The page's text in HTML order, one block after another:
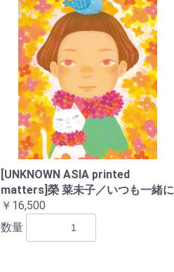
[UNKNOWN ASIA printed
matters]榮 菜未子／いつも一緒に
￥16,500
数量